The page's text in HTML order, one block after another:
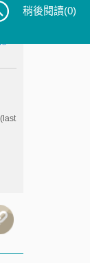
(last
稍後閱讀(0)